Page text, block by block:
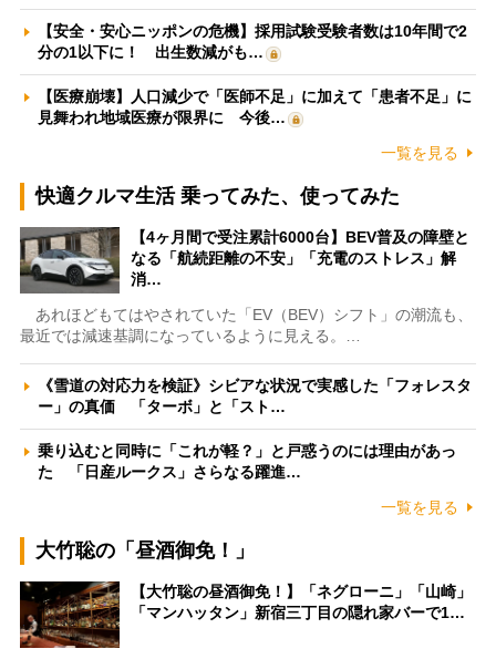
【安全・安心ニッポンの危機】採用試験受験者数は10年間で2
分の1以下に！ 出生数減がも…
【医療崩壊】人口減少で「医師不足」に加えて「患者不足」に
見舞われ地域医療が限界に 今後…
一覧を見る
快適クルマ生活 乗ってみた、使ってみた
【4ヶ月間で受注累計6000台】BEV普及の障壁と
なる「航続距離の不安」「充電のストレス」解
消…
あれほどもてはやされていた「EV（BEV）シフト」の潮流も、
最近では減速基調になっているように見える。…
《雪道の対応力を検証》シビアな状況で実感した「フォレスタ
ー」の真価 「ターボ」と「スト…
乗り込むと同時に「これが軽？」と戸惑うのには理由があっ
た 「日産ルークス」さらなる躍進…
一覧を見る
大竹聡の「昼酒御免！」
【大竹聡の昼酒御免！】「ネグローニ」「山崎」
「マンハッタン」新宿三丁目の隠れ家バーで1…